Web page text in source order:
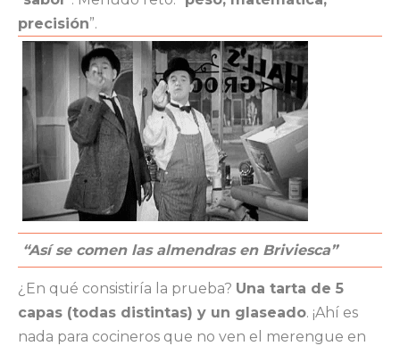
precisión”.
“Así se comen las almendras en Briviesca”
¿En qué consistiría la prueba? Una tarta de 5
capas (todas distintas) y un glaseado. ¡Ahí es
nada para cocineros que no ven el merengue en